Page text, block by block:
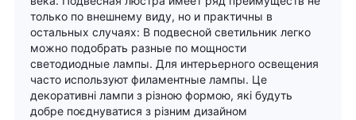
только по внешнему виду, но и практичны в
остальных случаях: В подвесной светильник легко
можно подобрать разные по мощности
светодиодные лампы. Для интерьерного освещения
часто используют филаментные лампы. Це
декоративні лампи з різною формою, які будуть
добре поєднуватися з різним дизайном